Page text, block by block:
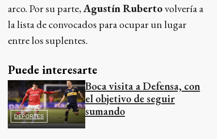
arco. Por su parte,Agustín Rubertovolvería a
la lista de convocados para ocupar un lugar
entre los suplentes.
Puede interesarte
DEPORTES
Boca visita a Defensa, con
el objetivo de seguir
sumando